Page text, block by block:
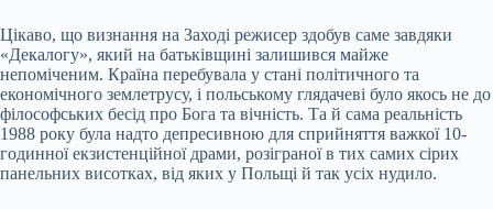
Цікаво, що визнання на Заході режисер здобув саме завдяки
«Декалогу», який на батьківщині залишився майже
непоміченим. Країна перебувала у стані політичного та
економічного землетрусу, і польському глядачеві було якось не до
філософських бесід про Бога та вічність. Та й сама реальність
1988 року була надто депресивною для сприйняття важкої 10-
годинної екзистенційної драми, розіграної в тих самих сірих
панельних висотках, від яких у Польщі й так усіх нудило.